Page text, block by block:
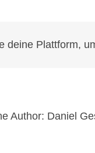
deine Plattform,
Author: Daniel